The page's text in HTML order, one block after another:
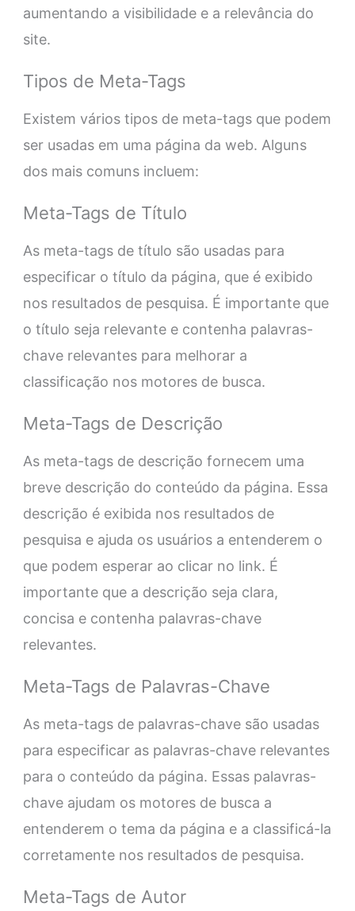
aumentando a visibilidade e a relevância do
site.
Tipos de Meta-Tags
Existem vários tipos de meta-tags que podem
ser usadas em uma página da web. Alguns
dos mais comuns incluem:
Meta-Tags de Título
As meta-tags de título são usadas para
especificar o título da página, que é exibido
nos resultados de pesquisa. É importante que
o título seja relevante e contenha palavras-
chave relevantes para melhorar a
classificação nos motores de busca.
Meta-Tags de Descrição
As meta-tags de descrição fornecem uma
breve descrição do conteúdo da página. Essa
descrição é exibida nos resultados de
pesquisa e ajuda os usuários a entenderem o
que podem esperar ao clicar no link. É
importante que a descrição seja clara,
concisa e contenha palavras-chave
relevantes.
Meta-Tags de Palavras-Chave
As meta-tags de palavras-chave são usadas
para especificar as palavras-chave relevantes
para o conteúdo da página. Essas palavras-
chave ajudam os motores de busca a
entenderem o tema da página e a classificá-la
corretamente nos resultados de pesquisa.
Meta-Tags de Autor